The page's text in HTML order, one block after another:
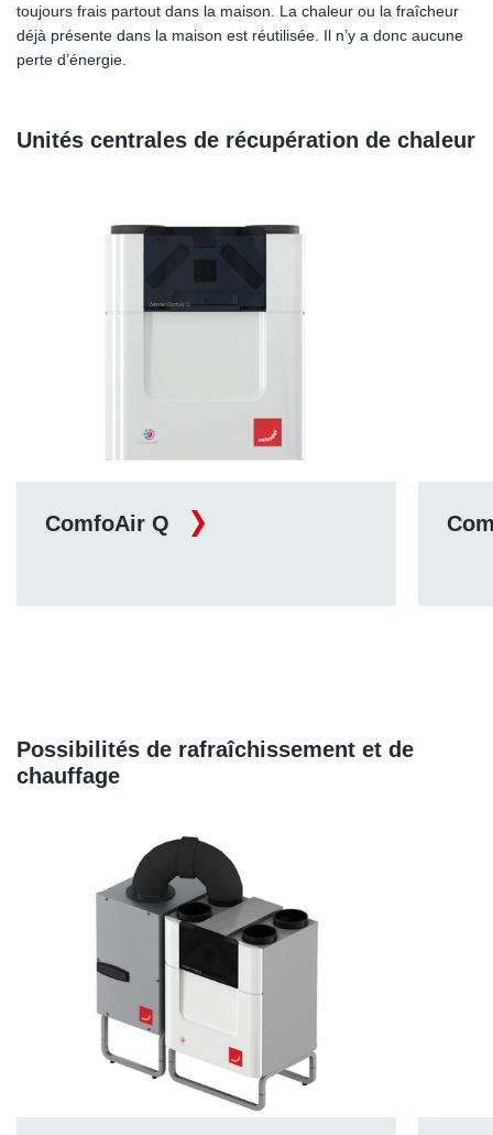
toujours frais partout dans la maison. La chaleur ou la fraîcheur
déjà présente dans la maison est réutilisée. Il n’y a donc aucune
perte d’énergie.
Unités centrales de récupération de chaleur
ComfoAir Pro
Possibilités de rafraîchissement et de
chauffage